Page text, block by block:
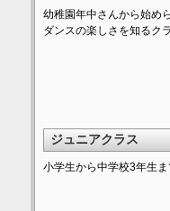
幼稚園年中さんから始め
ダンスの楽しさを知るク
ジュニアクラス
小学生から中学校3年生ま